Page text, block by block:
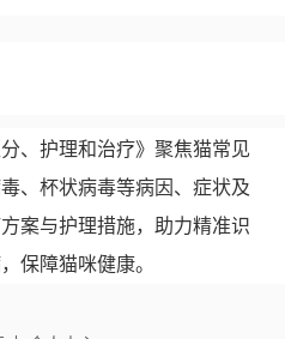
、护理和治疗》聚焦猫常见
、杯状病毒等病因、症状及
案与护理措施，助力精准识
保障猫咪健康。